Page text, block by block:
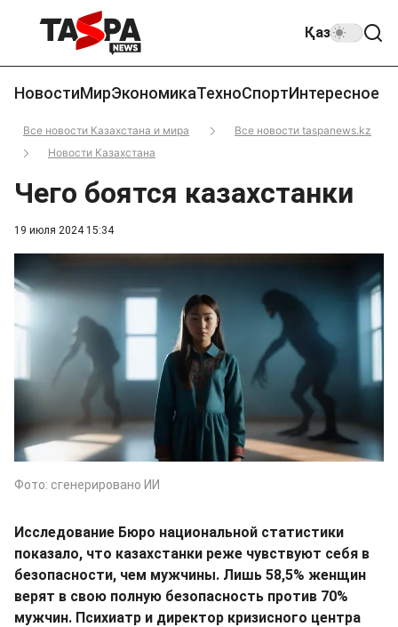
Қаз
НовостиМирЭкономикаТехноСпортИнтересное
Все новости Казахстана и мира
Все новости taspanews.kz
Новости Казахстана
19 июля 2024 15:34
Чего боятся казахстанки
Фото: сгенерировано ИИ
Исследование Бюро национальной статистики
показало, что казахстанки реже чувствуют себя в
безопасности, чем мужчины. Лишь 58,5% женщин
верят в свою полную безопасность против 70%
мужчин. Психиатр и директор кризисного центра